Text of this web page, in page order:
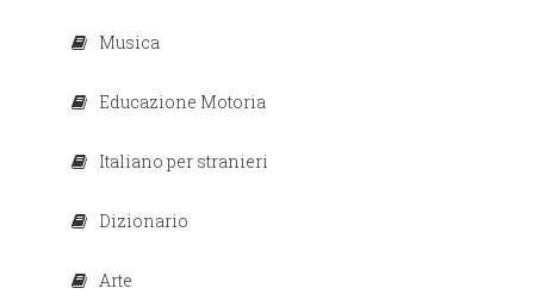
Musica
Educazione Motoria
Italiano per stranieri
Dizionario
Arte